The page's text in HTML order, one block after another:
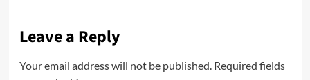
Leave a Reply
Your email address will not be published. Required fields